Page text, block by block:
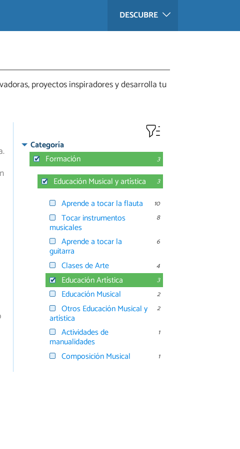
DESCUBRE
proyectos inspiradores y desarrolla tu
Categoría
Formación
3
Educación Musical y artística 3
Aprende a tocar la flauta 10
Tocar instrumentos
musicales
8
Aprende a tocar la
guitarra
6
Clases de Arte 4
Educación Artística 3
Educación Musical 2
Otros Educación Musical y
artística
2
Actividades de
manualidades
1
Composición Musical 1